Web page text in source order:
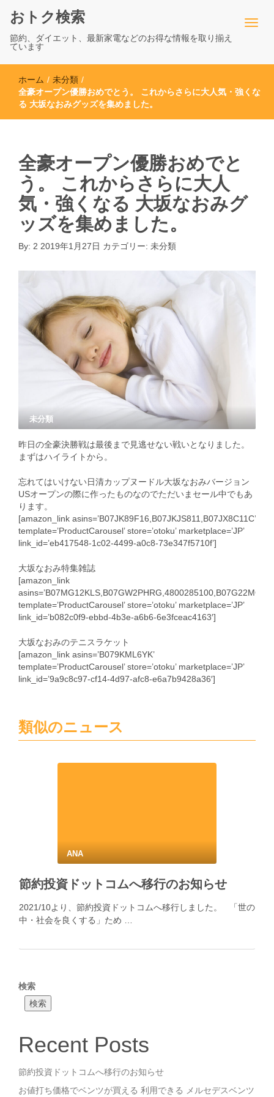
おトク検索
節約、ダイエット、最新家電などのお得な情報を取り揃え
ています
ホーム / 未分類 /
全豪オープン優勝おめでとう。 これからさらに大人気・強くな
る 大坂なおみグッズを集めました。
全豪オープン優勝おめでと
う。 これからさらに大人
気・強くなる 大坂なおみグ
ッズを集めました。
By: 2 2019年1月27日 カテゴリー: 未分類
未分類
昨日の全豪決勝戦は最後まで見逃せない戦いとなりました。
まずはハイライトから。
忘れてはいけない日清カップヌードル大坂なおみバージョン
USオープンの際に作ったものなのでただいまセール中でもあ
ります。
[amazon_link asins=’B07JK89F16,B07JKJS811,B07JX8C11C’
template=’ProductCarousel’ store=’otoku’ marketplace=’JP’
link_id=’eb417548-1c02-4499-a0c8-73e347f5710f’]
大坂なおみ特集雑誌
[amazon_link
template=’ProductCarousel’ store=’otoku’ marketplace=’JP’
link_id=’b082c0f9-ebbd-4b3e-a6b6-6e3fceac4163′]
大坂なおみのテニスラケット
[amazon_link asins=’B079KML6YK’
template=’ProductCarousel’ store=’otoku’ marketplace=’JP’
link_id=’9a9c8c97-cf14-4d97-afc8-e6a7b9428a36′]
類似のニュース
ANA
節約投資ドットコムへ移行のお知らせ
2021/10より、節約投資ドットコムへ移行しました。 「世の
中・社会を良くする」ため …
検索
検索
Recent Posts
節約投資ドットコムへ移行のお知らせ
お値打ち価格でベンツが買える 利用できる メルセデスベンツ